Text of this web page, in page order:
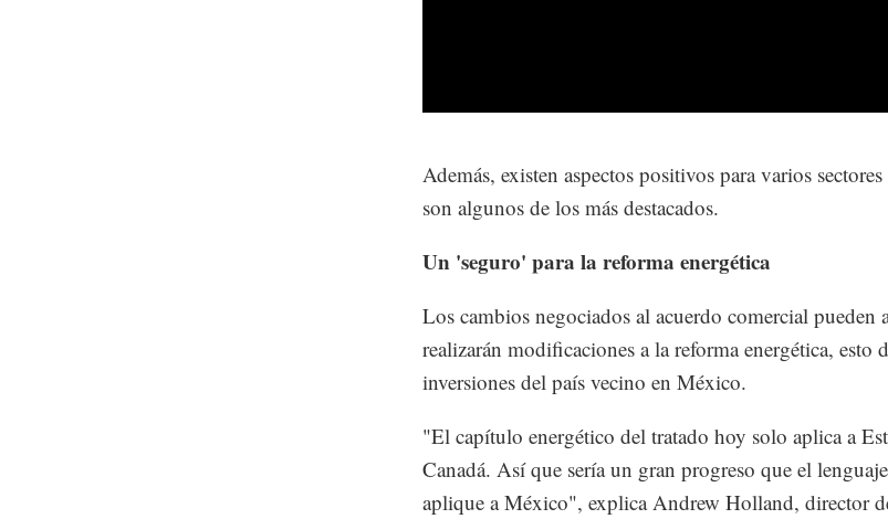
Además, existen aspectos positivos para varios
son algunos de los más destacados.
Un 'seguro' para la reforma energética
Los cambios negociados al acuerdo comercial pueden
realizarán modificaciones a la reforma energética, esto
inversiones del país vecino en México.
"El capítulo energético del tratado hoy solo aplica a
Canadá. Así que sería un gran progreso que el
aplique a México", explica Andrew Holland, director